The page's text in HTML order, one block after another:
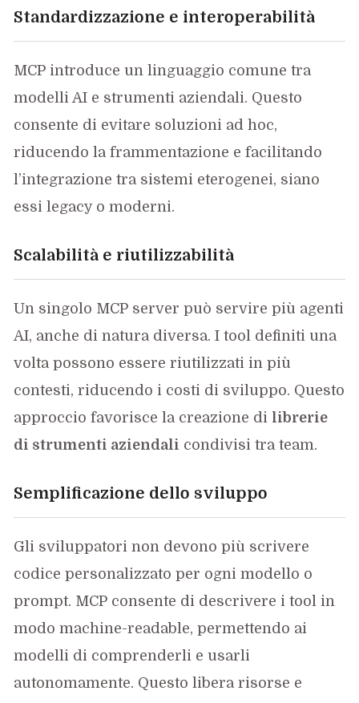
Standardizzazione e interoperabilità
MCP introduce un linguaggio comune tra
modelli AI e strumenti aziendali. Questo
consente di evitare soluzioni ad hoc,
riducendo la frammentazione e facilitando
l’integrazione tra sistemi eterogenei, siano
essi legacy o moderni.
Scalabilità e riutilizzabilità
Un singolo MCP server può servire più agenti
AI, anche di natura diversa. I tool definiti una
volta possono essere riutilizzati in più
contesti, riducendo i costi di sviluppo. Questo
approccio favorisce la creazione di librerie
di strumenti aziendali condivisi tra team.
Semplificazione dello sviluppo
Gli sviluppatori non devono più scrivere
codice personalizzato per ogni modello o
prompt. MCP consente di descrivere i tool in
modo machine-readable, permettendo ai
modelli di comprenderli e usarli
autonomamente. Questo libera risorse e